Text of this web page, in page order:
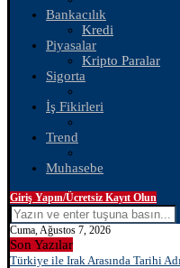
Bankacılık
Kredi
Piyasalar
Kripto Paralar
Sigorta
İş Fikirleri
Trend
Muhasebe
Giriş Yapın/Ücretsiz Kayıt Olun
Cuma, Ağustos 7, 2026
Son Yazılar
Türkiye ile Irak Arasında Tarihi